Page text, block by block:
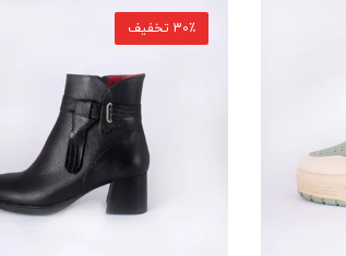
30٪ تخفیف